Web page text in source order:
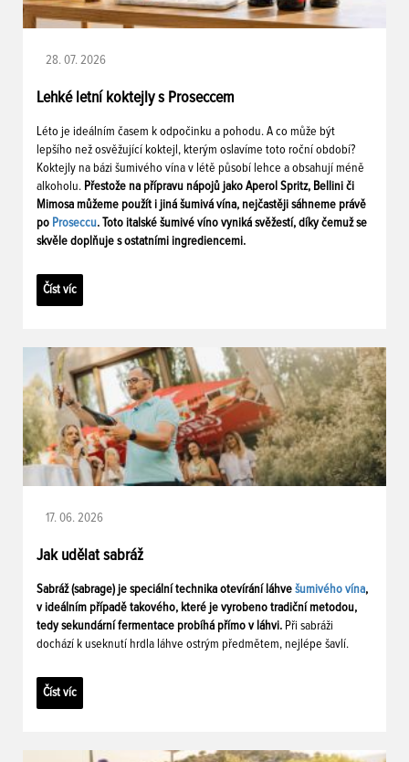
28. 07. 2026
Lehké letní koktejly s Proseccem
Léto je ideálním časem k odpočinku a pohodu. A co může být
lepšího než osvěžující koktejl, kterým oslavíme toto roční období?
Koktejly na bázi šumivého vína v létě působí lehce a obsahují méně
alkoholu. Přestože na přípravu nápojů jako Aperol Spritz, Bellini či
Mimosa můžeme použít i jiná šumivá vína, nejčastěji sáhneme právě
po Proseccu. Toto italské šumivé víno vyniká svěžestí, díky čemuž se
skvěle doplňuje s ostatními ingrediencemi.
Číst víc
17. 06. 2026
Jak udělat sabráž
Sabráž (sabrage) je speciální technika otevírání láhve šumivého vína,
v ideálním případě takového, které je vyrobeno tradiční metodou,
tedy sekundární fermentace probíhá přímo v láhvi. Při sabráži
dochází k useknutí hrdla láhve ostrým předmětem, nejlépe šavlí.
Číst víc